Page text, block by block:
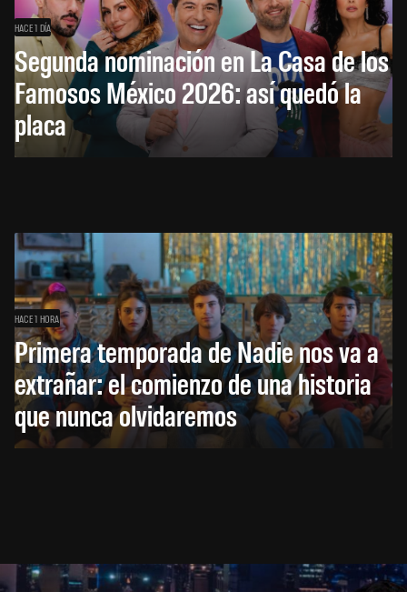
HACE 1 DÍA
Segunda nominación en La Casa de los
Famosos México 2026: así quedó la
placa
HACE 1 HORA
Primera temporada de Nadie nos va a
extrañar: el comienzo de una historia
que nunca olvidaremos